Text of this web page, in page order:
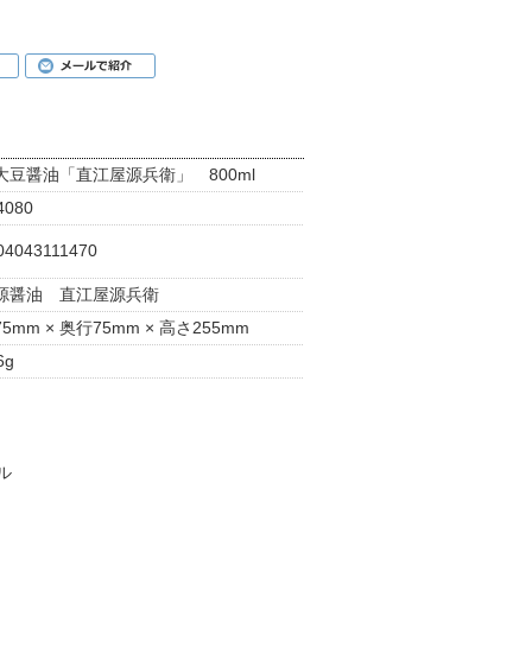
豆醤油「直江屋源兵衛」 800ml
醤油 直江屋源兵衛
× 奥行75mm × 高さ255mm